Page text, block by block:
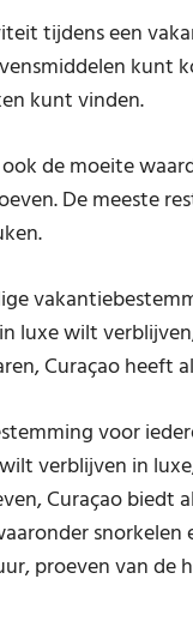
tijdens een
kunt
kunt vinden.
de moeite
De meeste
luxe wilt
Curaçao heeft
voor
verblijven in
Curaçao biedt
proeven van de